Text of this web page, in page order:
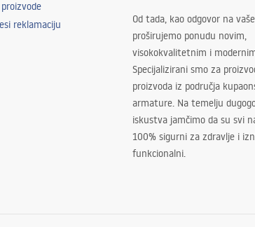
reklamaciju
Od tada, kao odgovor na
proširujemo ponudu novim,
visokokvalitetnim i
Specijalizirani smo za
proizvoda iz područja
armature. Na temelju
iskustva jamčimo da su svi
100% sigurni za zdravlje i
funkcionalni.